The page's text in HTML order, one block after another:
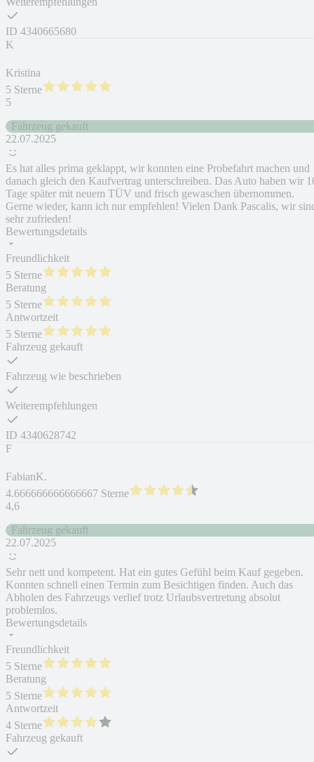
ID 4340665680
K
Kristina
5 Sterne
5
Fahrzeug gekauft
22.07.2025
Es hat alles prima geklappt, wir konnten eine Probefahrt machen und
danach gleich den Kaufvertrag unterschreiben. Das Auto haben wir
Tage später mit neuem TÜV und frisch gewaschen übernommen.
Gerne wieder, kann ich nur empfehlen! Vielen Dank Pascalis, wir
sehr zufrieden!
Bewertungsdetails
Freundlichkeit
5 Sterne
Beratung
5 Sterne
Antwortzeit
5 Sterne
Fahrzeug gekauft
Fahrzeug wie beschrieben
Weiterempfehlungen
ID 4340628742
F
FabianK.
4.666666666666667 Sterne
4,6
Fahrzeug gekauft
22.07.2025
Sehr nett und kompetent. Hat ein gutes Gefühl beim Kauf gegeben.
Konnten schnell einen Termin zum Besichtigen finden. Auch das
Abholen des Fahrzeugs verlief trotz Urlaubsvertretung absolut
problemlos.
Bewertungsdetails
Freundlichkeit
5 Sterne
Beratung
5 Sterne
Antwortzeit
4 Sterne
Fahrzeug gekauft